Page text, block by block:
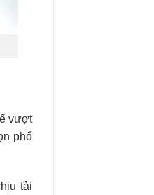
vượt
phổ
tải